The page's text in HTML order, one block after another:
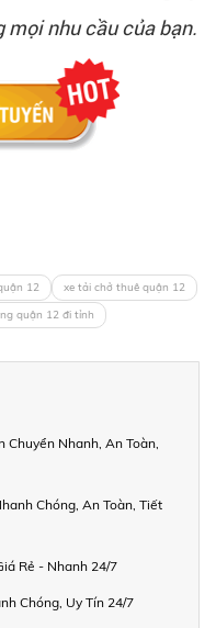
mọi nhu cầu của bạn.
12
xe tải chở thuê quận 12
quận 12 đi tỉnh
Chuyển Nhanh, An Toàn,
Chóng, An Toàn, Tiết
Rẻ - Nhanh 24/7
Chóng, Uy Tín 24/7